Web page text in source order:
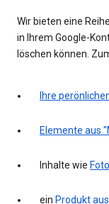
Wir bieten eine
in Ihrem Google-
löschen können.
Ihre
Elemente aus
Inhalte wie
ein Produkt